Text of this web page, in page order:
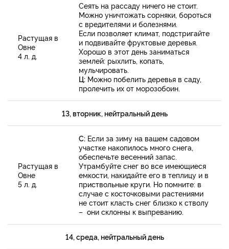
Растущая в
Овне
4 л. д.
Сеять на рассаду ничего не стоит.
Можно уничтожать сорняки, бороться
с вредителями и болезнями.
Если позволяет климат, подстригайте
и подвивайте фруктовые деревья.
Хорошо в этот день заниматься
землей: рыхлить, копать,
мульчировать.
Ц: Можно побелить деревья в саду,
пролечить их от морозобоин.
13, вторник, нейтральный день
Растущая в
Овне
5 л. д.
С: Если за зиму на вашем садовом
участке накопилось много снега,
обеспечьте весенний запас.
Утрамбуйте снег во все имеющиеся
емкости, накидайте его в теплицу и в
приствольные круги. Но помните: в
случае с косточковыми растениями
не стоит класть снег близко к стволу
– они склонны к выпреванию.
14, среда, нейтральный день